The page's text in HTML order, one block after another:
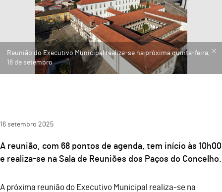
Reunião do Executivo Municipal realiza-se na próxima quinta-feira,
18 de setembro
16 setembro 2025
A reunião, com 68 pontos de agenda, tem início às 10h00
e realiza-se na Sala de Reuniões dos Paços do Concelho.
A próxima reunião do Executivo Municipal realiza-se na